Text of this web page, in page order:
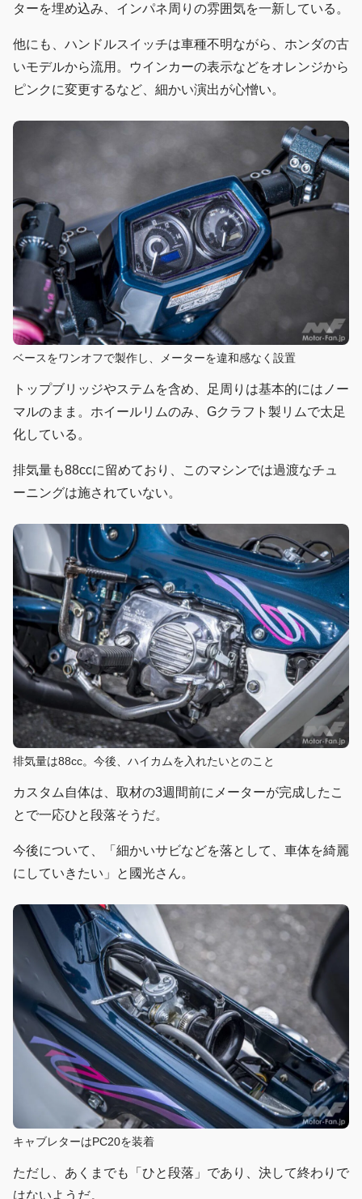
ターを埋め込み、インパネ周りの雰囲気を一新している。
他にも、ハンドルスイッチは車種不明ながら、ホンダの古
いモデルから流用。ウインカーの表示などをオレンジから
ピンクに変更するなど、細かい演出が心憎い。
ベースをワンオフで製作し、メーターを違和感なく設置
トップブリッジやステムを含め、足周りは基本的にはノー
マルのまま。ホイールリムのみ、Gクラフト製リムで太足
化している。
排気量も88ccに留めており、このマシンでは過渡なチュ
ーニングは施されていない。
排気量は88cc。今後、ハイカムを入れたいとのこと
カスタム自体は、取材の3週間前にメーターが完成したこ
とで一応ひと段落そうだ。
今後について、「細かいサビなどを落として、車体を綺麗
にしていきたい」と國光さん。
キャブレターはPC20を装着
ただし、あくまでも「ひと段落」であり、決して終わりで
はないようだ。